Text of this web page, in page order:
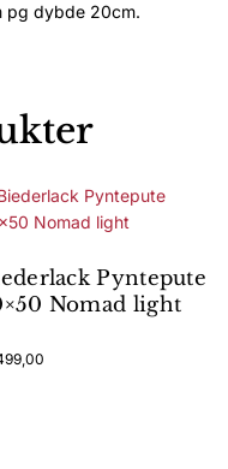
pg dybde 20cm.
Pyntepute
Nomad light